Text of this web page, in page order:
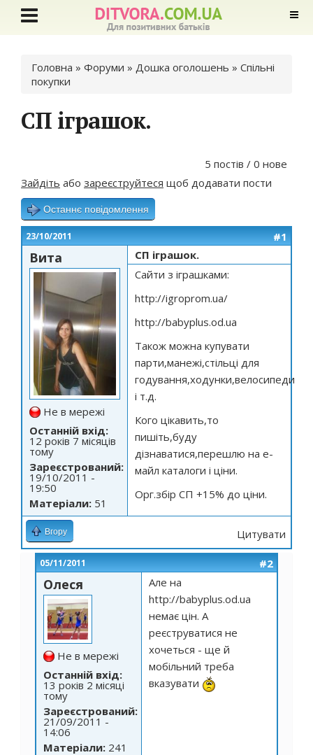
Ви є тут
Головна » Форуми » Дошка оголошень » Спільні
покупки
СП іграшок.
5 постів / 0 нове
Зайдіть або зареєструйтеся щоб додавати пости
Останнє повідомлення
23/10/2011 #1
Вита
Не в мережі
Останній вхід:
12 років 7 місяців
тому
Зареєстрований:
19/10/2011 -
19:50
Матеріали: 51
СП іграшок.
Сайти з іграшками:
http://igroprom.ua/
http://babyplus.od.ua
Також можна купувати
парти,манежі,стільці для
годування,ходунки,велосипеди
і т.д.
Кого цікавить,то
пишіть,буду
дізнаватися,перешлю на е-
майл каталоги і ціни.
Орг.збір СП +15% до ціни.
Вгору Цитувати
05/11/2011 #2
Олеся
Не в мережі
Останній вхід:
13 років 2 місяці
тому
Зареєстрований:
21/09/2011 -
14:06
Матеріали: 241
Але на
http://babyplus.od.ua
немає цін. А
реєструватися не
хочеться - ще й
мобільний треба
вказувати